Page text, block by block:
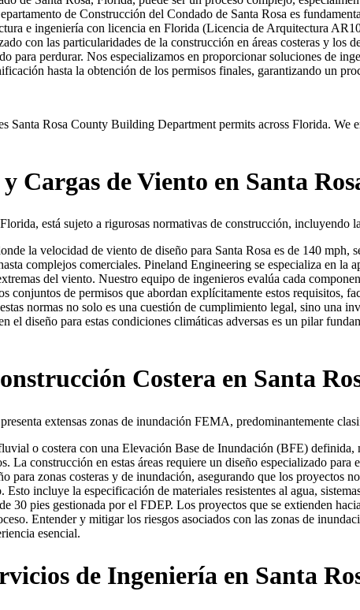
de Construcción del Condado de Santa Rosa es
e ingeniería con licencia en Florida (Licencia de Arquitectura
con las particularidades de la construcción en áreas costeras y los
para perdurar. Nos especializamos en proporcionar soluciones de
hasta la obtención de los permisos finales, garantizando un
Santa Rosa County Building Department permits across Florida.
Cargas de Viento en Santa
está sujeto a rigurosas normativas de construcción,
la velocidad de viento de diseño para Santa Rosa es de 140
complejos comerciales. Pineland Engineering se especializa en la
del viento. Nuestro equipo de ingenieros evalúa cada
conjuntos de permisos que abordan explícitamente estos
normas no solo es una cuestión de cumplimiento legal, sino una
el diseño para estas condiciones climáticas adversas es un pilar
Costera en Santa
extensas zonas de inundación FEMA, predominantemente
o costera con una Elevación Base de Inundación (BFE) definida,
La construcción en estas áreas requiere un diseño especializado
para zonas costeras y de inundación, asegurando que los
incluye la especificación de materiales resistentes al agua,
30 pies gestionada por el FDEP. Los proyectos que se extienden
Entender y mitigar los riesgos asociados con las zonas de
esencial.
de Ingeniería en Santa